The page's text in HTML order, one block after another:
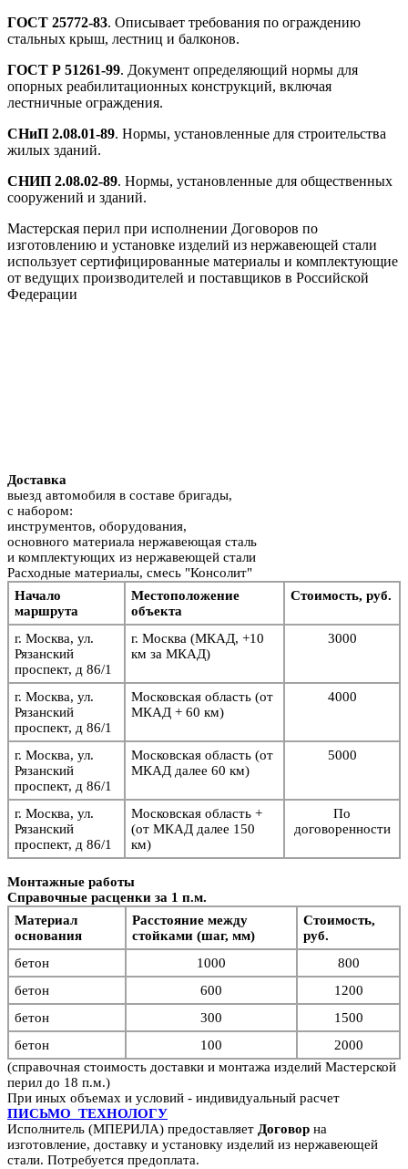
ГОСТ 25772-83. Описывает требования по ограждению
стальных крыш, лестниц и балконов.
ГОСТ Р 51261-99. Документ определяющий нормы для
опорных реабилитационных конструкций, включая
лестничные ограждения.
СНиП 2.08.01-89. Нормы, установленные для строительства
жилых зданий.
СНИП 2.08.02-89. Нормы, установленные для общественных
сооружений и зданий.
Мастерская перил при исполнении Договоров по
изготовлению и установке изделий из нержавеющей стали
использует сертифицированные материалы и комплектующие
от ведущих производителей и поставщиков в Российской
Федерации
Доставка
выезд автомобиля в составе бригады,
с набором:
инструментов, оборудования,
основного материала нержавеющая сталь
и комплектующих из нержавеющей стали
Расходные материалы, смесь "Консолит"
Начало
маршрута
Местоположение
объекта
Стоимость, руб.
г. Москва, ул.
Рязанский
проспект, д 86/1
г. Москва (МКАД, +10
км за МКАД)
3000
г. Москва, ул.
Рязанский
проспект, д 86/1
Московская область (от
МКАД + 60 км)
4000
г. Москва, ул.
Рязанский
проспект, д 86/1
Московская область (от
МКАД далее 60 км)
5000
г. Москва, ул.
Рязанский
проспект, д 86/1
Московская область +
(от МКАД далее 150
км)
По
договоренности
Монтажные работы
Справочные расценки за 1 п.м.
Материал
основания
Расстояние между
стойками (шаг, мм)
Стоимость,
руб.
бетон
1000
800
бетон
600
1200
бетон
300
1500
бетон
100
2000
(справочная стоимость доставки и монтажа изделий Мастерской
перил до 18 п.м.)
При иных объемах и условий - индивидуальный расчет
ПИСЬМО ТЕХНОЛОГУ
Исполнитель (МПЕРИЛА) предоставляет Договор на
изготовление, доставку и установку изделий из нержавеющей
стали. Потребуется предоплата.